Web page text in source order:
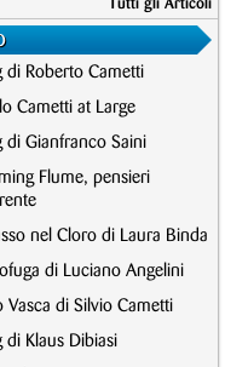
Tutti gli Articoli
di Roberto Cametti
Cametti at Large
di Gianfranco Saini
Flume, pensieri
nel Cloro di Laura Binda
di Luciano Angelini
Vasca di Silvio Cametti
di Klaus Dibiasi